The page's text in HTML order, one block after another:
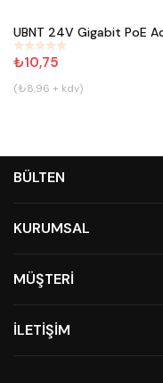
#662
UBNT 24V Gigabit PoE
₺10,75
(₺8,96 + kdv)
BÜLTEN
KURUMSAL
MÜŞTERİ
İLETİŞİM